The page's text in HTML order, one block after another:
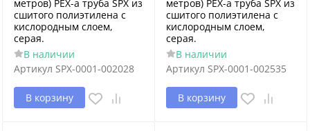
метров) PEX-a труба SPX из
сшитого полиэтилена с
кислородным слоем,
серая.
В наличии
Артикул SPX-0001-002028
В корзину
метров) PEX-a труба SPX из
сшитого полиэтилена с
кислородным слоем,
серая.
В наличии
Артикул SPX-0001-002535
В корзину